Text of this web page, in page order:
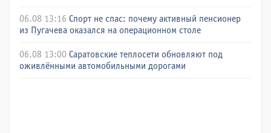
06.08 13:16 Спорт не спас: почему активный пенсионер
из Пугачева оказался на операционном столе
06.08 13:00 Саратовские теплосети обновляют под
оживлёнными автомобильными дорогами